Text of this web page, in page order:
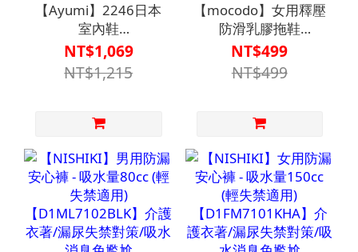
【Ayumi】2246日本
室內鞋
【S1CS7612】介護衣
著/保命防跌/易穿脫/
銀髮居家推薦
NT$1,069
NT$1,215
【mocodo】女用釋壓
防滑乳膠拖鞋
【S1WS7625】
NT$499
NT$499